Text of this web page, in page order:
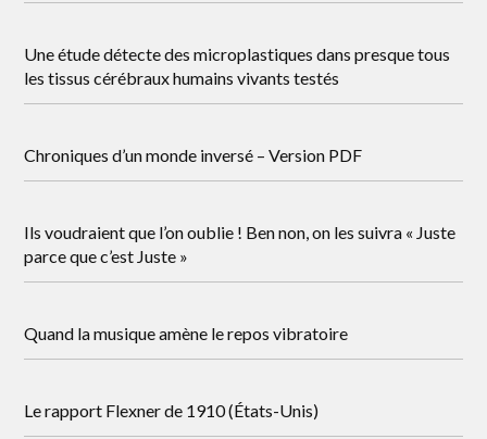
Une étude détecte des microplastiques dans presque tous
les tissus cérébraux humains vivants testés
Chroniques d’un monde inversé – Version PDF
Ils voudraient que l’on oublie ! Ben non, on les suivra « Juste
parce que c’est Juste »
Quand la musique amène le repos vibratoire
Le rapport Flexner de 1910 (États-Unis)